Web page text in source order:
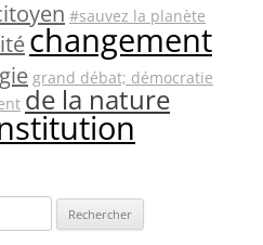
#sauvez la planète
changement
grand débat; démocratie
de la nature